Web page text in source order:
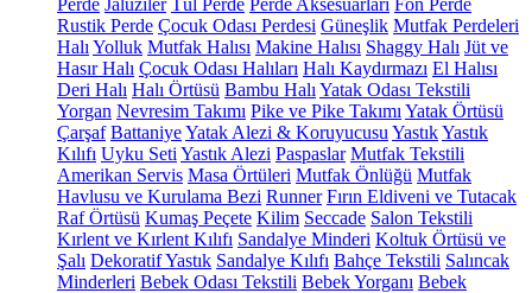
Perde Jaluziler Tül Perde Perde Aksesuarları Fon Perde
Rustik Perde Çocuk Odası Perdesi Güneşlik Mutfak Perdeleri
Halı Yolluk Mutfak Halısı Makine Halısı Shaggy Halı Jüt ve
Hasır Halı Çocuk Odası Halıları Halı Kaydırmazı El Halısı
Deri Halı Halı Örtüsü Bambu Halı Yatak Odası Tekstili
Yorgan Nevresim Takımı Pike ve Pike Takımı Yatak Örtüsü
Çarşaf BattaniyeYatak Alezi & Koruyucusu YastıkYastık
Kılıfı Uyku Seti Yastık Alezi Paspaslar Mutfak Tekstili
Amerikan Servis Masa Örtüleri Mutfak Önlüğü Mutfak
Havlusu ve Kurulama Bezi Runner Fırın Eldiveni ve Tutacak
Raf Örtüsü Kumaş Peçete Kilim Seccade Salon Tekstili
Kırlent ve Kırlent Kılıfı Sandalye Minderi Koltuk Örtüsü ve
Şalı Dekoratif Yastık Sandalye Kılıfı Bahçe Tekstili Salıncak
Minderleri Bebek Odası Tekstili Bebek Yorganı Bebek